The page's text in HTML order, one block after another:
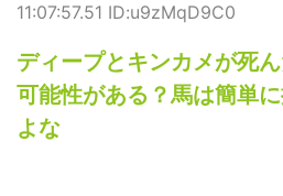
11:07:57.51 ID:u9zMqD9C0
ディープとキンカメが死
可能性がある？馬は簡単
よな